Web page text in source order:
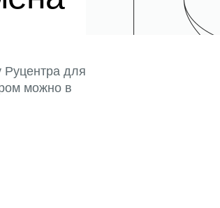
Руцентра для
можно в